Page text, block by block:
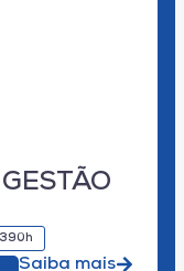
390h
Saiba mais